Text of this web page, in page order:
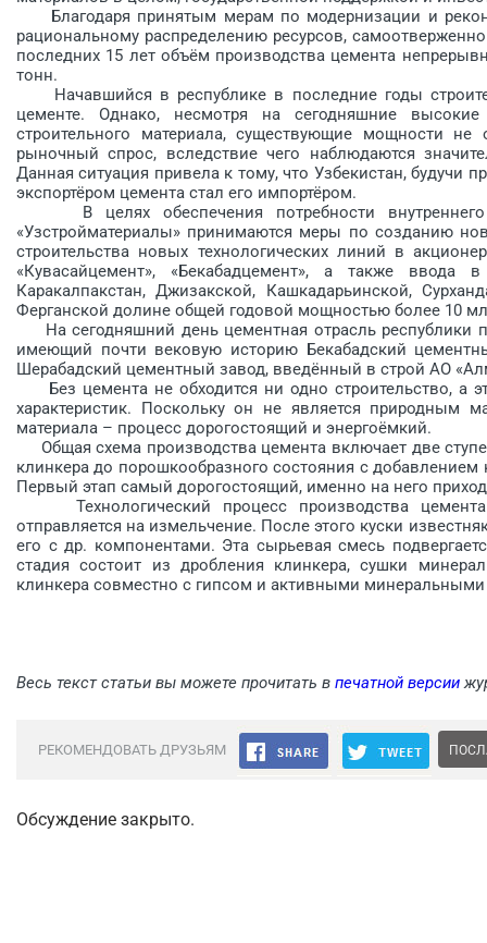
Благодаря принятым мерам по модернизации и
рациональному распределению ресурсов,
последних 15 лет объём производства цемента
тонн.
Начавшийся в республике в последние годы
цементе. Однако, несмотря на сегодняшние
строительного материала, существующие мощности
рыночный спрос, вследствие чего наблюдаются
Данная ситуация привела к тому, что Узбекистан,
экспортёром цемента стал его импортёром.
В целях обеспечения потреб­ности
«Узстройматериалы» принимаются меры по созданию
строительства новых технологичес­ких линий в
«Кувасайцемент», «Бекабадцемент», а также
Каракалпакстан, Джизакской, Кашкадарьинской,
Ферганской долине общей годовой мощностью более 10
На сегодняшний день цементная отрасль республики
имеющий почти вековую историю Бекабадский
Шерабадский цементный завод, введённый в строй АО
Без цемента не обходится ни одно строительство, а
характеристик. Поскольку он не является природным
материала – процесс дорогостоящий и энергоёмкий.
Общая схема производства цемента включает две
клинкера до порошко­образного состояния с
Первый этап самый дорогостоящий, именно на него
Технологический процесс производства цемента
отправляется на измельчение. После этого куски
его с др. компонентами. Эта сырьевая смесь
стадия состоит из дробления клинкера, сушки
клинкера совместно с гипсом и активными
Весь текст статьи вы можете прочитать в печатной версии
РЕКОМЕНДОВАТЬ ДРУЗЬЯМ
Обсуждение закрыто.